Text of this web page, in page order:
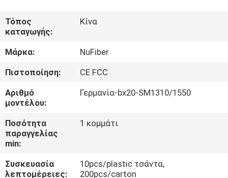
ΓΎΡΟΣ
ΕΡΓΟΣΤΑΣΊΩΝ
ΠΟΙΟΤΙΚΌΣ
ΈΛΕΓΧΟΣ
ΜΑΣ
ΕΛΆΤΕ
ΕΠΑΦΉ
Τόπος
καταγωγής:
Κίνα
Μάρκα:
NuFiber
Πιστοποίηση:
CE FCC
Αριθμό
μοντέλου:
Γερμανία-bx20-SM1310/1550
Ποσότητα
παραγγελίας
min:
1 κομμάτι
Συσκευασία
λεπτομέρειες:
10pcs/plastic τσάντα,
200pcs/carton